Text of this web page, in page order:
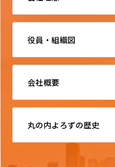
役員・組織図
会社概要
丸の内よろずの歴史